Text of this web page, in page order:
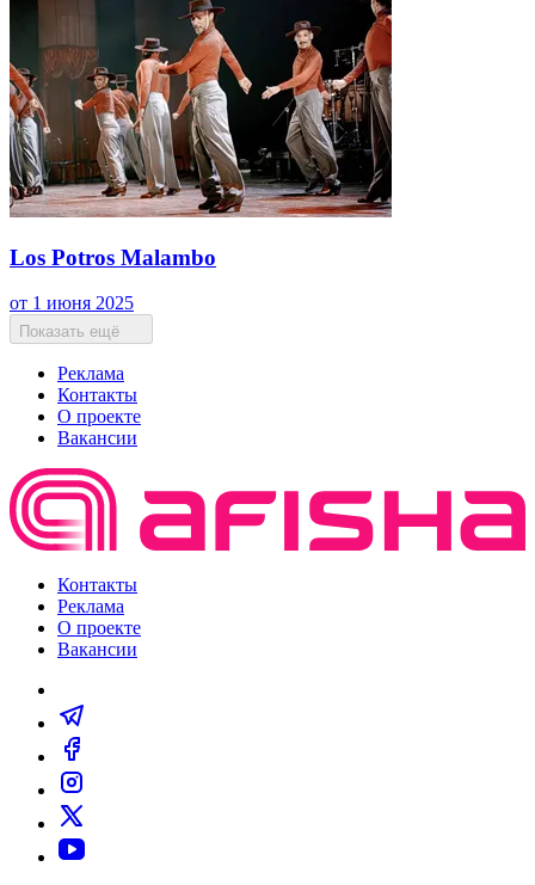
Los Potros Malambo
от 1 июня 2025
Показать ещё
Реклама
Контакты
О проекте
Вакансии
Контакты
Реклама
О проекте
Вакансии